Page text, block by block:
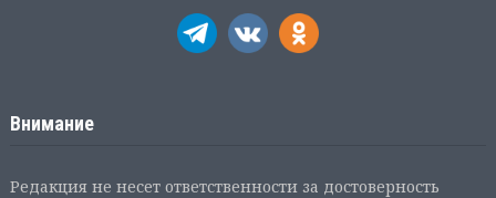
Внимание
Редакция не несет ответственности за достоверность